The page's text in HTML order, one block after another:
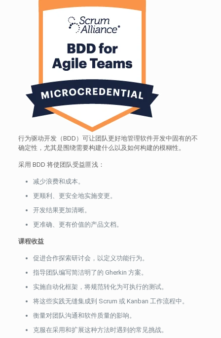
行为驱动开发（BDD）可让团队更好地管理软件开发中固有的不
确定性，尤其是围绕需要构建什么以及如何构建的模糊性。
采用 BDD 将使团队受益匪浅：
减少浪费和成本。
更顺利、更安全地实施变更。
开发结果更加清晰。
更准确、更有价值的产品文档。
课程收益
促进合作探索研讨会，以定义功能行为。
指导团队编写简洁明了的 Gherkin 方案。
实施自动化框架，将规范转化为可执行的测试。
将这些实践无缝集成到 Scrum 或 Kanban 工作流程中。
衡量对团队沟通和软件质量的影响。
克服在采用和扩展这种方法时遇到的常见挑战。